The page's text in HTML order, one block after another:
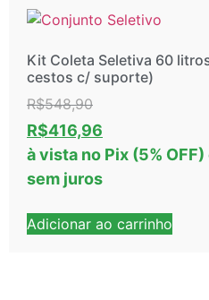
Kit Coleta Seletiva 60
cestos c/ suporte)
R$548,90
R$416,96
à vista no Pix (5% OFF)
sem juros
Adicionar ao carrinho